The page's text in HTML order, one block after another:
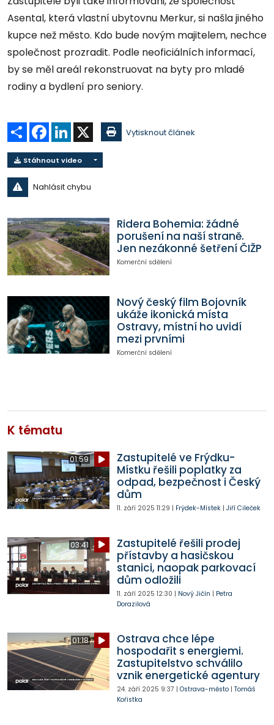
Asental, která vlastní ubytovnu Merkur, si našla jiného
kupce než město. Kdo bude novým majitelem, nechce
společnost prozradit. Podle neoficiálních informací,
by se měl areál rekonstruovat na byty pro mladé
rodiny a bydlení pro seniory.
Sdílet Facebook
LinkedIn Vytisknout článek
Stáhnout video
Nahlásit chybu
Ridera Bohemia: žádné
porušení na naší straně.
Jen nezákonné šetření ČIŽP
Komerční sdělení
Nový český film Bojovník
ukáže ikonická místa
Ostravy, místní ho uvidí
mezi prvními
Komerční sdělení
K tématu
01:59
Zastupitelé ve Frýdku-
Místku řešili poplatky za
odpad, bezpečnost i Český
dům
11. září 2025 11:29 | Frýdek-Místek| Jiří Cileček
03:41
Zastupitelé řešili prodej
přístavby a hasičskou
stanici, naopak parkovací
dům odložili
11. září 2025 12:30 | Nový Jičín | Petra
Dorazilová
01:18
Ostrava chce lépe
hospodařit s energiemi.
Zastupitelstvo schválilo
vznik energetické agentury
24. září 2025 9:37 | Ostrava-město| Tomáš
Kořistka